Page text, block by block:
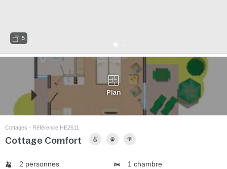
5
Plan
Cottages - Référence HE2611
Cottage Comfort
2 personnes
1 chambre